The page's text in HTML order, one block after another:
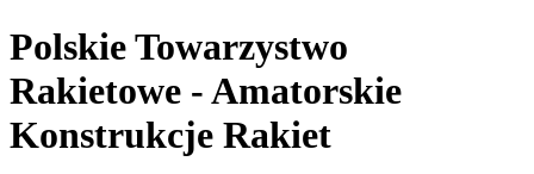
Polskie Towarzystwo
Rakietowe - Amatorskie
Konstrukcje Rakiet